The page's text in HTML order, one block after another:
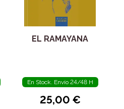
EL RAMAYANA
En Stock. Envío 24/48 H
25,00 €